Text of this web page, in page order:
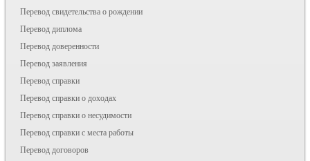
Перевод свидетельства о рождении
Перевод диплома
Перевод доверенности
Перевод заявления
Перевод справки
Перевод справки о доходах
Перевод справки о несудимости
Перевод справки с места работы
Перевод договоров